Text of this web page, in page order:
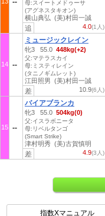
母:スイートメドゥーサ
(アグネスタキオン)
横山典弘 (美)村田一誠
4.0(1人)
追
14
ミュージックレイン
牝3 55.0 448kg(+2)
父:マテラスカイ
母:ミスティレイン
(タニノギムレット)
江田照男 (美)村田一誠
10.9(6人)
差
15
バイアブランカ
牝3 55.0 504kg(0)
父:イスラボニータ
母:リベルタンゴ
(Smart Strike)
津村明秀 (美)古賀慎明
4.9(3人)
差
指数Xマニュアル